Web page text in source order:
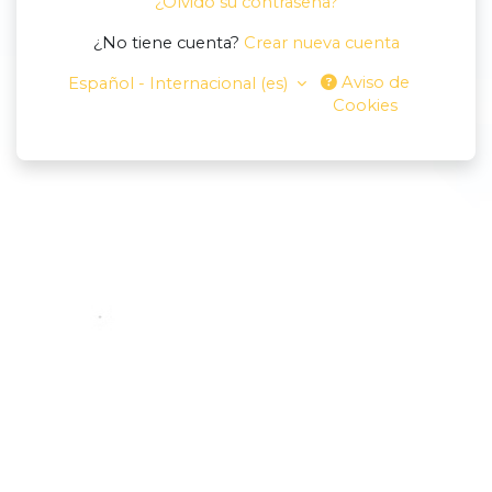
¿No tiene cuenta? Crear nueva cuenta
Español - Internacional ‎(es)‎
Aviso de
Cookies